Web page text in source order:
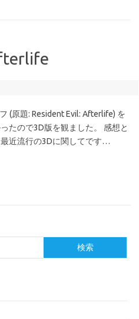
(原題: Resident Evil: Afterlife) を
たので3D版を観ました。 感想と
近流行の3Dに関してです…
検索